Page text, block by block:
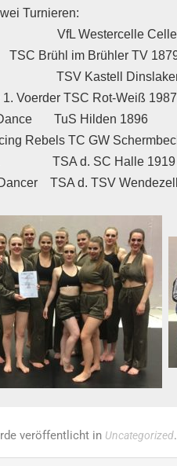
Turnieren:
VfL Westercelle Celle
TSC Brühl im Brühler TV
TSV Kastell Dinslaken
1. Voerder TSC Rot-Weiß 1987
TuS Hilden 1896
Rebels TC GW
TSA d. SC Halle 1919
TSA d. TSV Wendezelle
veröffentlicht in Uncategorized